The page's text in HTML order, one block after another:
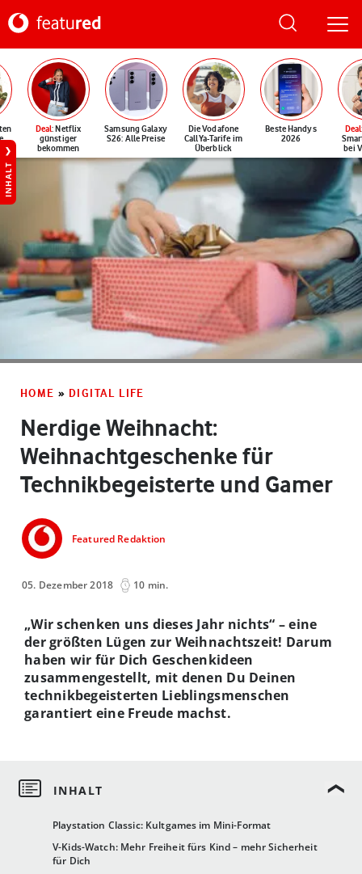
Deal: Netflix
günstiger
bekommen
Samsung Galaxy
S26: Alle Preise
Die Vodafone
CallYa-Tarife im
Überblick
Beste Handys
2026
Deal
bei
INHALT
HOME » DIGITAL LIFE
Nerdige Weihnacht:
Weihnachtgeschenke für
Technikbegeisterte und Gamer
Featured Redaktion
05. Dezember 2018 10 min.
Playstation Classic: Kultgames im Mini-Format
V-Kids-Watch: Mehr Freiheit fürs Kind – mehr Sicherheit
für Dich
„Wir schenken uns dieses Jahr nichts“ – eine
der größten Lügen zur Weihnachtszeit! Darum
haben wir für Dich Geschenkideen
zusammengestellt, mit denen Du Deinen
technikbegeisterten Lieblingsmenschen
garantiert eine Freude machst.